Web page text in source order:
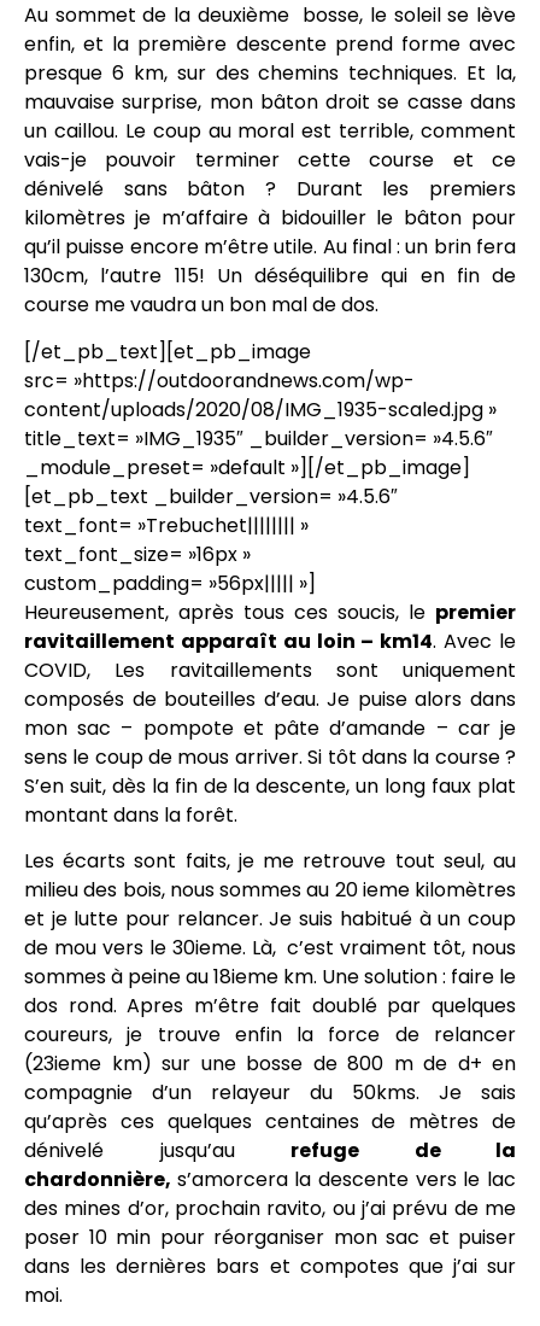
Au sommet de la deuxième bosse, le soleil se lève
enfin, et la première descente prend forme avec
presque 6 km, sur des chemins techniques. Et la,
mauvaise surprise, mon bâton droit se casse dans
un caillou. Le coup au moral est terrible, comment
vais-je pouvoir terminer cette course et ce
dénivelé sans bâton ? Durant les premiers
kilomètres je m’affaire à bidouiller le bâton pour
qu’il puisse encore m’être utile. Au final : un brin fera
130cm, l’autre 115! Un déséquilibre qui en fin de
course me vaudra un bon mal de dos.
[/et_pb_text][et_pb_image
src= »https://outdoorandnews.com/wp-
content/uploads/2020/08/IMG_1935-scaled.jpg »
title_text= »IMG_1935″ _builder_version= »4.5.6″
_module_preset= »default »][/et_pb_image]
[et_pb_text _builder_version= »4.5.6″
text_font= »Trebuchet|||||||| »
text_font_size= »16px »
custom_padding= »56px||||| »]
Heureusement, après tous ces soucis, le premier
ravitaillement apparaît au loin – km14. Avec le
COVID, Les ravitaillements sont uniquement
composés de bouteilles d’eau. Je puise alors dans
mon sac – pompote et pâte d’amande – car je
sens le coup de mous arriver. Si tôt dans la course ?
S’en suit, dès la fin de la descente, un long faux plat
montant dans la forêt.
Les écarts sont faits, je me retrouve tout seul, au
milieu des bois, nous sommes au 20 ieme kilomètres
et je lutte pour relancer. Je suis habitué à un coup
de mou vers le 30ieme. Là, c’est vraiment tôt, nous
sommes à peine au 18ieme km. Une solution : faire le
dos rond. Apres m’être fait doublé par quelques
coureurs, je trouve enfin la force de relancer
(23ieme km) sur une bosse de 800 m de d+ en
compagnie d’un relayeur du 50kms. Je sais
qu’après ces quelques centaines de mètres de
dénivelé jusqu’au refuge de la
chardonnière, s’amorcera la descente vers le lac
des mines d’or, prochain ravito, ou j’ai prévu de me
poser 10 min pour réorganiser mon sac et puiser
dans les dernières bars et compotes que j’ai sur
moi.